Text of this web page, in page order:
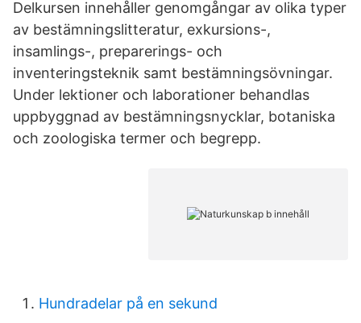
Delkursen innehåller genomgångar av olika typer
av bestämningslitteratur, exkursions-,
insamlings-, preparerings- och
inventeringsteknik samt bestämningsövningar.
Under lektioner och laborationer behandlas
uppbyggnad av bestämningsnycklar, botaniska
och zoologiska termer och begrepp.
Hundradelar på en sekund